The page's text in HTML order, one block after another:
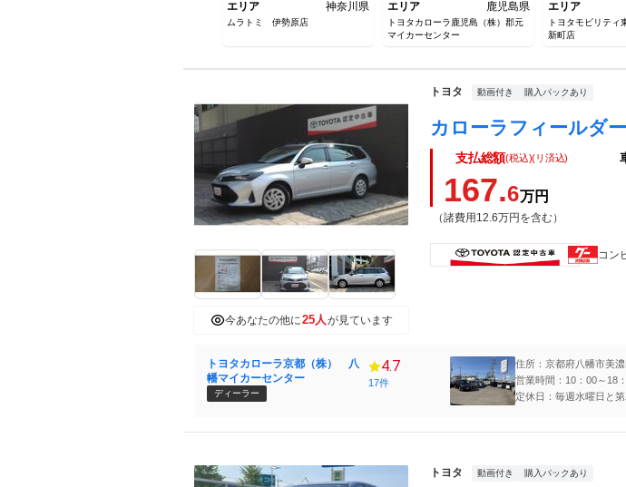
エリア
神奈川県
ムラトミ 伊勢原店
エリア
鹿児島県
トヨタカローラ鹿児島（株）郡元
マイカーセンター
エリア
トヨタモビリティ
新町店
今あなたの他に25人 が見ています
トヨタ 動画付き 購入パックあり
支払総額(税込)(リ済込)
167.6万円
（諸費用12.6万円を含む）
コン
トヨタカローラ京都（株） 八
幡マイカーセンター
ディーラー
4.7
17件
住所：京都府八幡市美濃
営業時間：10：00～18
定休日：毎週水曜日と
トヨタ 動画付き 購入パックあり